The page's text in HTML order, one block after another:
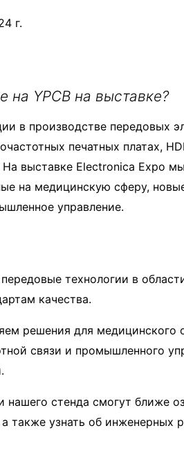
г.
на YPCB на выставке?
в производстве передовых
печатных платах,
выставке Electronica Expo
на медицинскую сферу,
управление.
технологии в
качества.
решения для медицинского
связи и промышленного
нашего стенда смогут ближе
также узнать об инженерных